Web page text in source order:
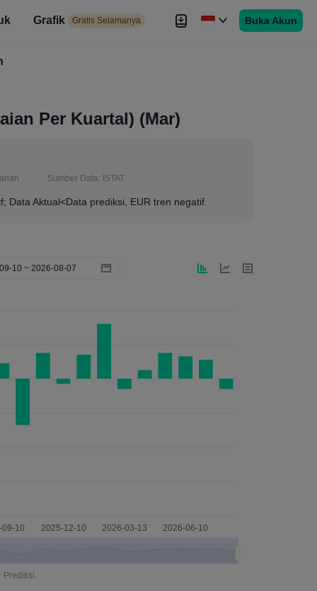
Grafik Gratis Selamanya Buka Akun
Per Kuartal) (Mar)
Sumber Data: ISTAT
Data Aktual<Data prediksi, EUR tren negatif.